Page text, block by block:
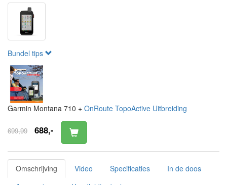
Bundel tips
Garmin Montana 710 + OnRoute TopoActive Uitbreiding
699,99 688,-
Omschrijving Video Specificaties
In de doos